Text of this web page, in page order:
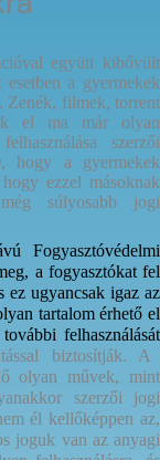
együtt kibővült
a gyermekek
Zenék, filmek, torrent
el ma már olyan
szerzői
hogy a gyermekek
ezzel másoknak
súlyosabb jogi
Fogyasztóvédelmi
a fogyasztókat fel
ugyancsak igaz az
tartalom érhető el
felhasználását
biztosítják. A
olyan művek, mint
szerzői jogi
él kellőképpen az,
joguk van az anyagi